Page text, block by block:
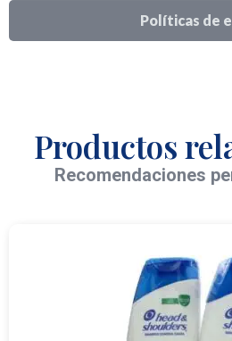
Políticas de
Productos
Recomendaciones